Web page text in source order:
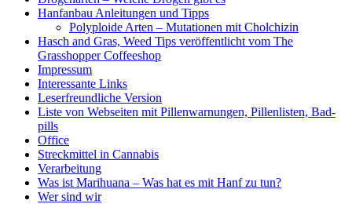
Hanfanbau Anleitungen und Tipps
Polyploide Arten – Mutationen mit Cholchizin
Hasch and Gras, Weed Tips veröffentlicht vom The
Grasshopper Coffeeshop
Impressum
Interessante Links
Leserfreundliche Version
Liste von Webseiten mit Pillenwarnungen, Pillenlisten, Bad-
pills
Office
Streckmittel in Cannabis
Verarbeitung
Was ist Marihuana – Was hat es mit Hanf zu tun?
Wer sind wir